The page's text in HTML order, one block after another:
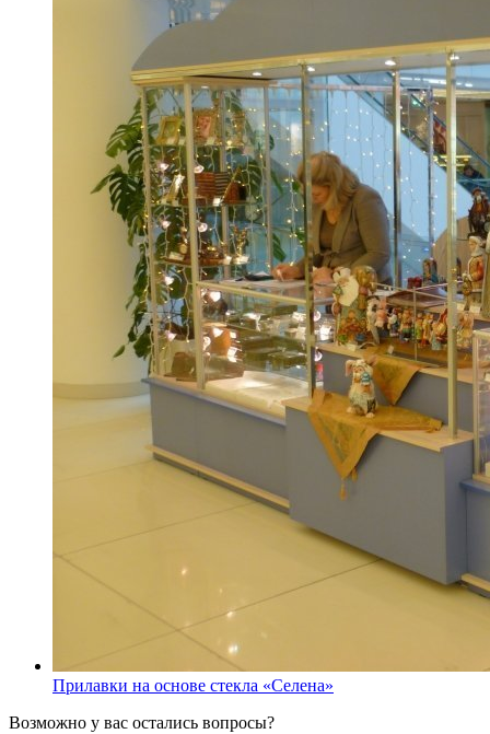
Прилавки на основе стекла «Селена»
Возможно у вас остались вопросы?